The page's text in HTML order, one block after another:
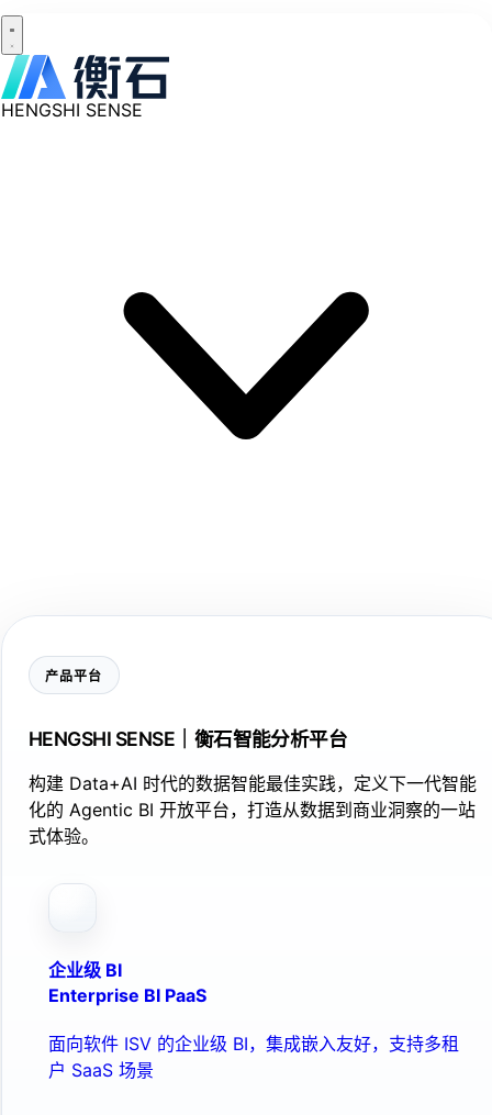
HENGSHI SENSE
产品平台
HENGSHI SENSE｜衡石智能分析平台
构建 Data+AI 时代的数据智能最佳实践，定义下一代智能
化的 Agentic BI 开放平台，打造从数据到商业洞察的一站
式体验。
企业级 BI
Enterprise BI PaaS
面向软件 ISV 的企业级 BI，集成嵌入友好，支持多租
户 SaaS 场景